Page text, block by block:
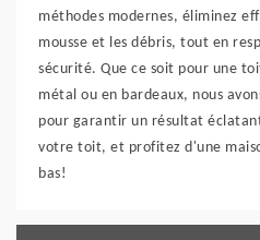
méthodes modernes, éliminez
mousse et les débris, tout en
sécurité. Que ce soit pour une
métal ou en bardeaux, nous
pour garantir un résultat
votre toit, et profitez d'une
bas!